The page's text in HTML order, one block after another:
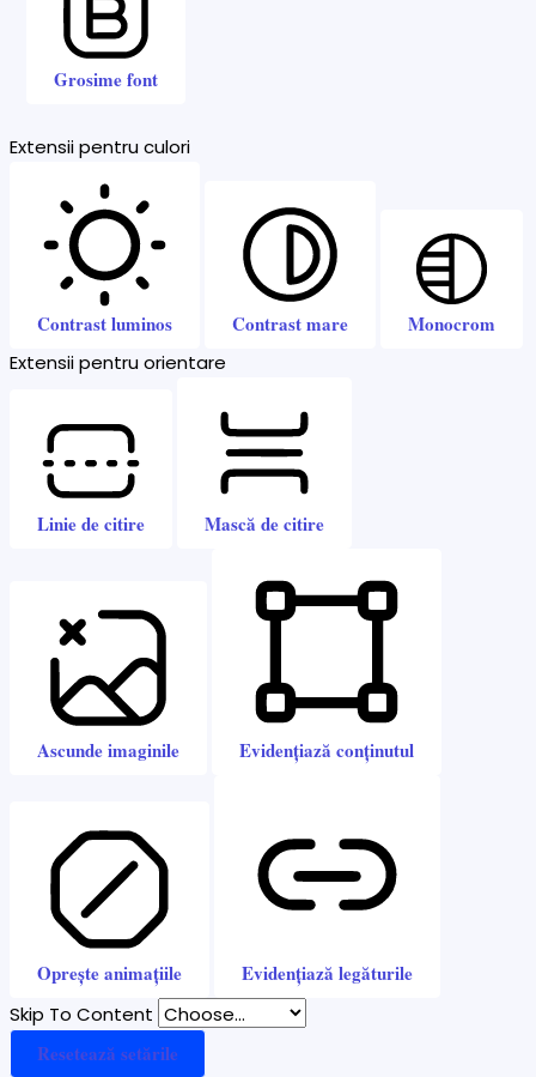
Grosime font
Extensii pentru culori
Contrast luminos Contrast mare Monocrom
Extensii pentru orientare
Linie de citire Mască de citire
Ascunde imaginile Evidențiază conținutul
Oprește animațiile Evidențiază legăturile
Skip To Content
Resetează setările